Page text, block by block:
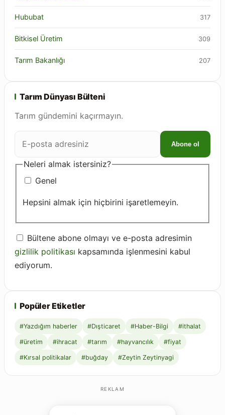
Hububat 317
Bitkisel Üretim 309
Tarım Bakanlığı 207
Tarım Dünyası Bülteni
Tarım gündemini kaçırmayın.
E-
posta
adresiniz
Abone ol
Neleri almak istersiniz?
Genel
Hepsini almak için hiçbirini işaretlemeyin.
Bültene abone olmayı ve e-posta adresimin
gizlilik politikası kapsamında işlenmesini kabul
ediyorum.
Popüler Etiketler
#Yazdığım haberler #Dışticaret #Haber-Bilgi #ithalat
#üretim #ihracat #tarım #hayvancılık #fiyat
#Kırsal politikalar #buğday #Zeytin Zeytinyagi
REKLAM